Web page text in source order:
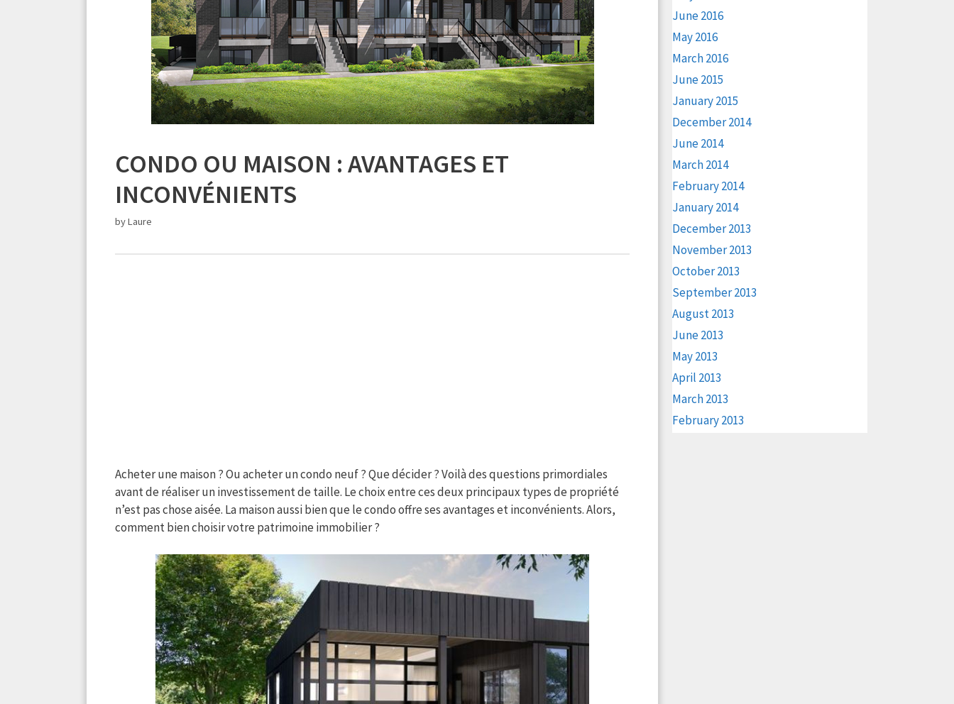
CONDO OU MAISON : AVANTAGES ET
INCONVÉNIENTS
byLaure
Acheter une maison ? Ou acheter un condo neuf ? Que décider ? Voilà des questions primordiales
avant de réaliser un investissement de taille. Le choix entre ces deux principaux types de propriété
n’est pas chose aisée. La maison aussi bien que le condo offre ses avantages et inconvénients. Alors,
comment bien choisir votre patrimoine immobilier ?
June 2016
May 2016
March 2016
June 2015
January 2015
December 2014
June 2014
March 2014
February 2014
January 2014
December 2013
November 2013
October 2013
September 2013
August 2013
June 2013
May 2013
April 2013
March 2013
February 2013